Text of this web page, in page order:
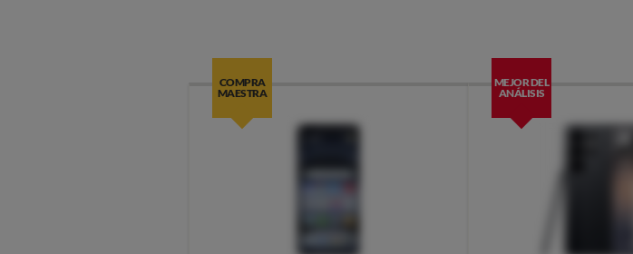
COMPRA
MAESTRA
MEJOR DEL
ANÁLISIS